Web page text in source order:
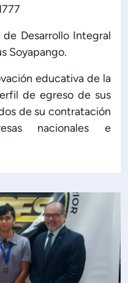
Desarrollo Integral
Soyapango.
educativa de la
de egreso de sus
de su contratación
nacionales e